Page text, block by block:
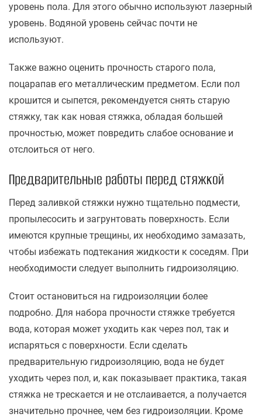
уровень пола. Для этого обычно используют лазерный
уровень. Водяной уровень сейчас почти не
используют.
Также важно оценить прочность старого пола,
поцарапав его металлическим предметом. Если пол
крошится и сыпется, рекомендуется снять старую
стяжку, так как новая стяжка, обладая большей
прочностью, может повредить слабое основание и
отслоиться от него.
Предварительные работы перед стяжкой
Перед заливкой стяжки нужно тщательно подмести,
пропылесосить и загрунтовать поверхность. Если
имеются крупные трещины, их необходимо замазать,
чтобы избежать подтекания жидкости к соседям. При
необходимости следует выполнить гидроизоляцию.
Стоит остановиться на гидроизоляции более
подробно. Для набора прочности стяжке требуется
вода, которая может уходить как через пол, так и
испаряться с поверхности. Если сделать
предварительную гидроизоляцию, вода не будет
уходить через пол, и, как показывает практика, такая
стяжка не трескается и не отслаивается, а получается
значительно прочнее, чем без гидроизоляции. Кроме